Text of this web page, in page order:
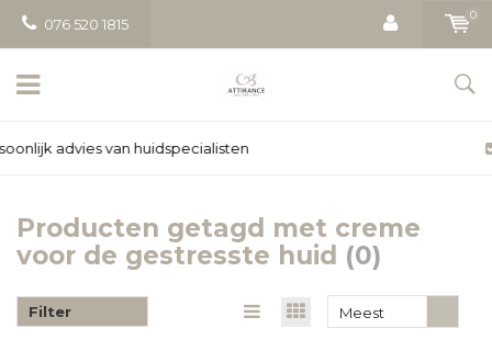
076 520 1815
0
Gratis bezorging vanaf € 50
Producten getagd met creme
voor de gestresste huid (0)
Filter
Meest